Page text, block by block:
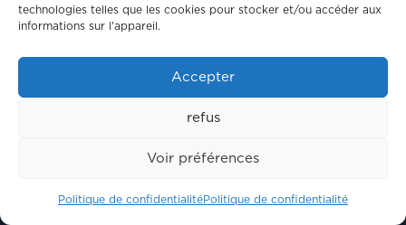
technologies telles que les cookies pour stocker et/ou accéder aux
informations sur l'appareil.
Accepter
refus
Voir préférences
Politique de confidentialitéPolitique de confidentialité
Jan 3, 2025